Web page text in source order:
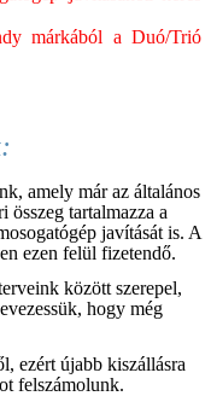
márkából a Duó/Trió
amely már az általános
összeg tartalmazza a
javítását is. A
ezen felül fizetendő.
között szerepel,
hogy még
ezért újabb kiszállásra
felszámolunk.